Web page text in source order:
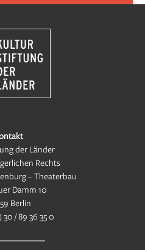
der Länder
Rechts
– Theaterbau
Damm 10
Berlin
/ 89 36 35 0